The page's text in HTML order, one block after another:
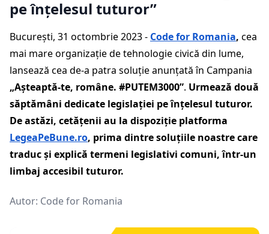
pe înțelesul tuturor”
București, 31 octombrie 2023 - Code for Romania, cea
mai mare organizație de tehnologie civică din lume,
lansează cea de-a patra soluție anunțată în Campania
„Așteaptă-te, române. #PUTEM3000”. Urmează două
săptămâni dedicate legislației pe înțelesul tuturor.
De astăzi, cetățenii au la dispoziție platforma
LegeaPeBune.ro, prima dintre soluțiile noastre care
traduc și explică termeni legislativi comuni, într-un
limbaj accesibil tuturor.
Autor: Code for Romania